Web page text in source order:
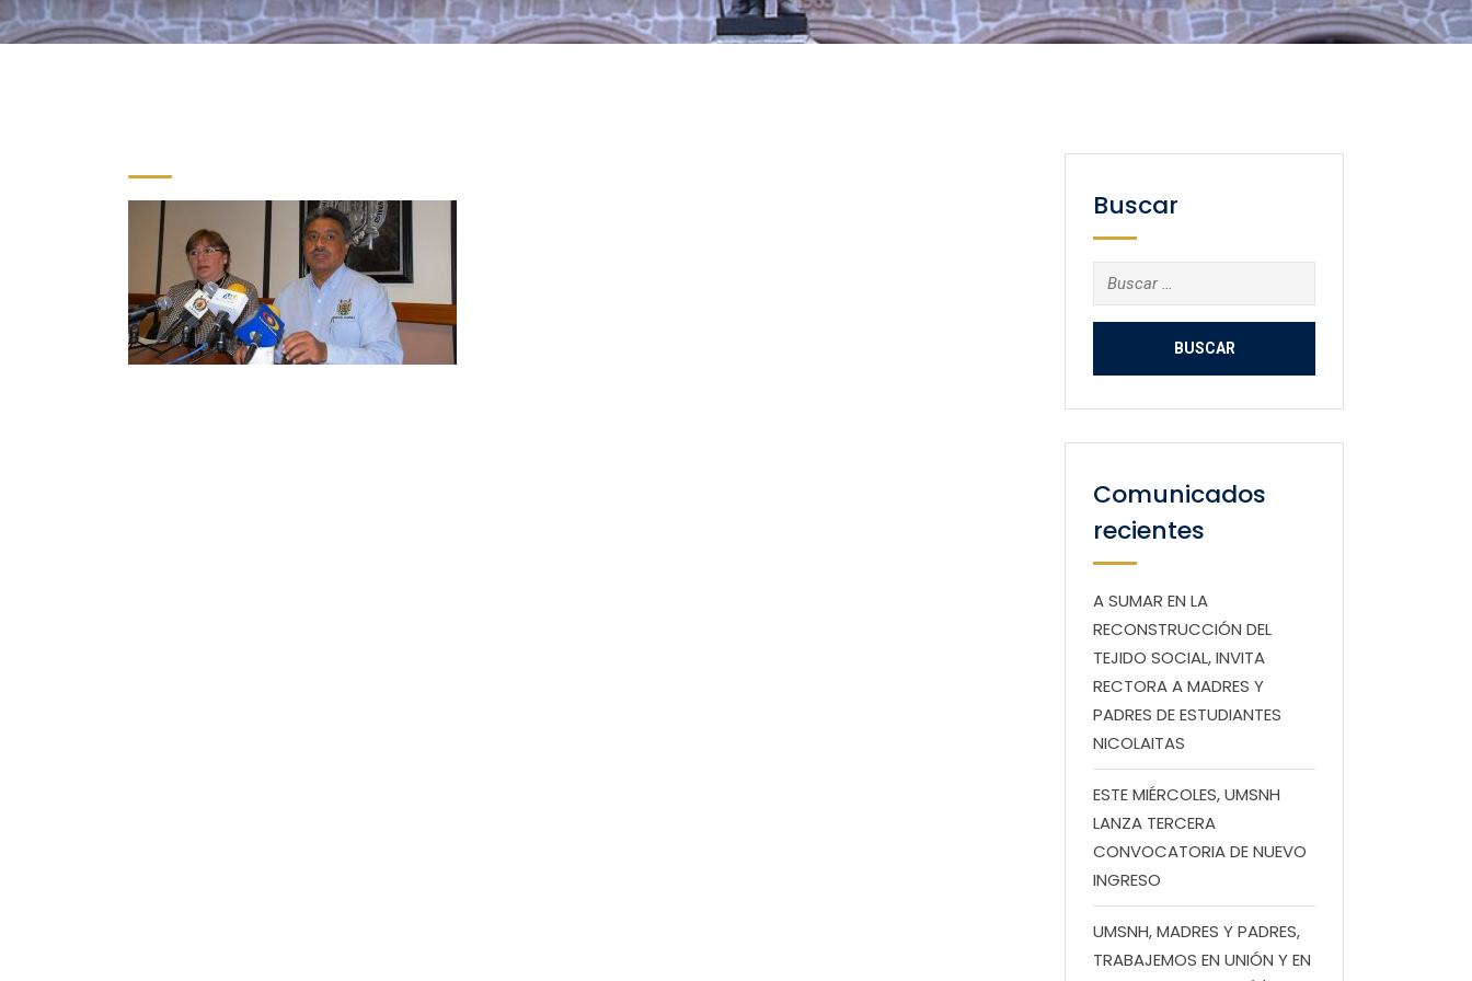
Buscar
Buscar:
Comunicados
recientes
A SUMAR EN LA
RECONSTRUCCIÓN DEL
TEJIDO SOCIAL, INVITA
RECTORA A MADRES Y
PADRES DE ESTUDIANTES
NICOLAITAS
ESTE MIÉRCOLES, UMSNH
LANZA TERCERA
CONVOCATORIA DE NUEVO
INGRESO
UMSNH, MADRES Y PADRES,
TRABAJEMOS EN UNIÓN Y EN